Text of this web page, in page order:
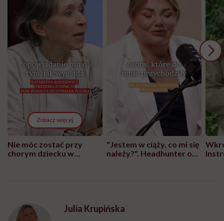
Zobacz więcej
Nie móc zostać przy
chorym dziecku w
"Jestem w ciąży, co mi się
należy?". Headhunter o
Julia Krupińska